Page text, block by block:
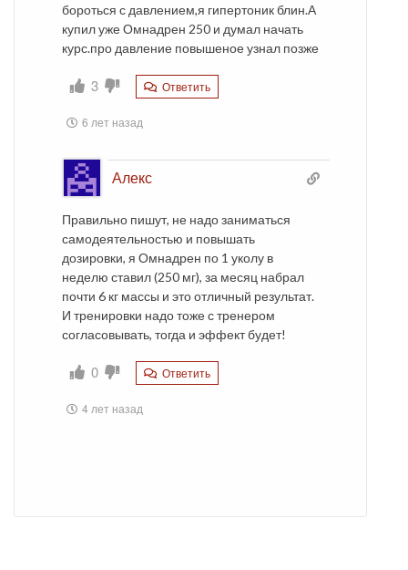
бороться с давлением,я гипертоник блин.А
купил уже Омнадрен 250 и думал начать
курс.про давление повышеное узнал позже
3 Ответить
6 лет назад
Алекс
Правильно пишут, не надо заниматься
самодеятельностью и повышать
дозировки, я Омнадрен по 1 уколу в
неделю ставил (250 мг), за месяц набрал
почти 6 кг массы и это отличный результат.
И тренировки надо тоже с тренером
согласовывать, тогда и эффект будет!
0 Ответить
4 лет назад